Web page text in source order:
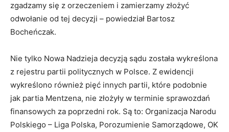
zgadzamy się z orzeczeniem i zamierzamy złożyć
odwołanie od tej decyzji – powiedział Bartosz
Bocheńczak.
Nie tylko Nowa Nadzieja decyzją sądu została wykreślona
z rejestru partii politycznych w Polsce. Z ewidencji
wykreślono również pięć innych partii, które podobnie
jak partia Mentzena, nie złożyły w terminie sprawozdań
finansowych za poprzedni rok. Są to: Organizacja Narodu
Polskiego – Liga Polska, Porozumienie Samorządowe, OK